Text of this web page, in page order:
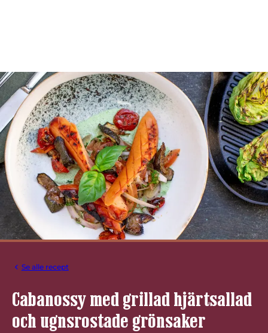
Se alle recept
Cabanossy med grillad hjärtsallad
och ugnsrostade grönsaker